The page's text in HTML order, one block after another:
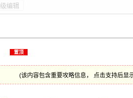
编辑
置顶
(该内容包含重要攻略信息， 点击支持后显